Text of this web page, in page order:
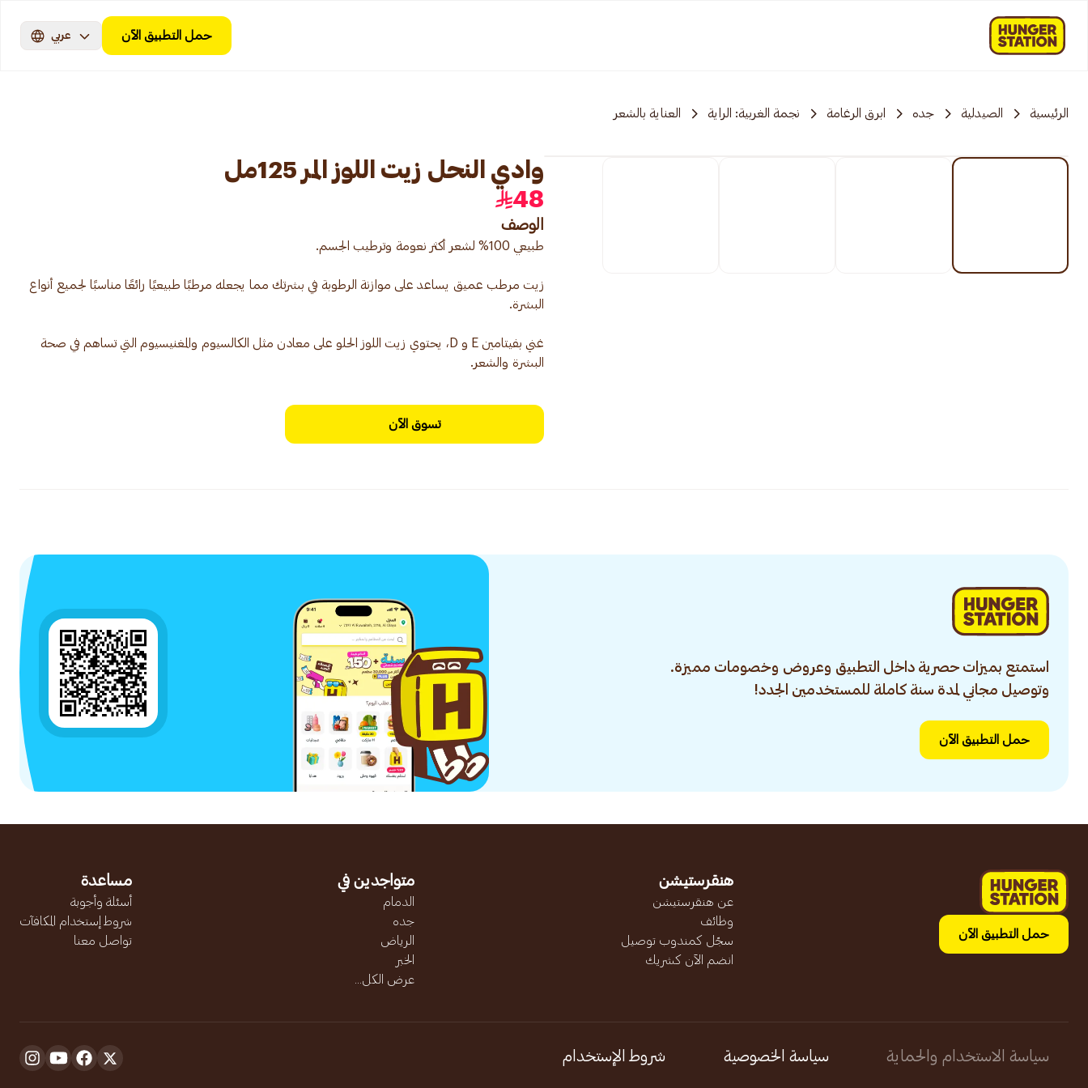
حمل التطبيق الآن عربي
الرئيسية الصيدلية جده ابرق الرغامة نجمة الغربية: الراية العناية بالشعر
وادي النحل زيت اللوز المر 125مل
48
الوصف
زيت مرطب عميق يساعد على موازنة الرطوبة في بشرتك مما يجعله مرطبًا طبيعيًا رائعًا مناسبًا لجميع أنواع
غني بفيتامين E و D، يحتوي زيت اللوز الحلو على معادن مثل الكالسيوم والمغنيسيوم التي تساهم في صحة
البشرة والشعر.
تسوق الآن
استمتع بميزات حصرية داخل التطبيق وعروض وخصومات مميزة.
وتوصيل مجاني لمدة سنة كاملة للمستخدمين الجدد!
حمل التطبيق الآن
حمل التطبيق الآن
هنقرستيشن
عن هنقرستيشن
وظائف
سجّل كمندوب توصيل
انضم الآن كشريك
متواجدين في
الدمام
جده
الرياض
الخبر
عرض الكل...
مساعدة
أسئلة وأجوبة
شروط إستخدام المكافآت
تواصل معنا
سياسة الاستخدام والحماية سياسة الخصوصية شروط الإستخدام